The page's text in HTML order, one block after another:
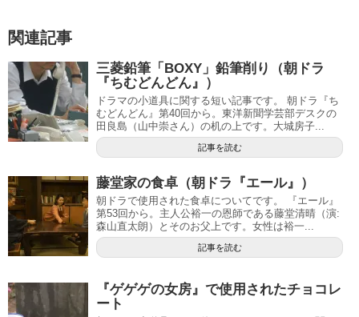
関連記事
三菱鉛筆「BOXY」鉛筆削り（朝ドラ
『ちむどんどん』）
ドラマの小道具に関する短い記事です。 朝ドラ『ち
むどんどん』第40回から。東洋新聞学芸部デスクの
田良島（山中崇さん）の机の上です。大城房子...
記事を読む
藤堂家の食卓（朝ドラ『エール』）
朝ドラで使用された食卓についてです。 『エール』
第53回から。主人公裕一の恩師である藤堂清晴（演:
森山直太朗）とそのお父上です。女性は裕一...
記事を読む
『ゲゲゲの女房』で使用されたチョコレ
ート